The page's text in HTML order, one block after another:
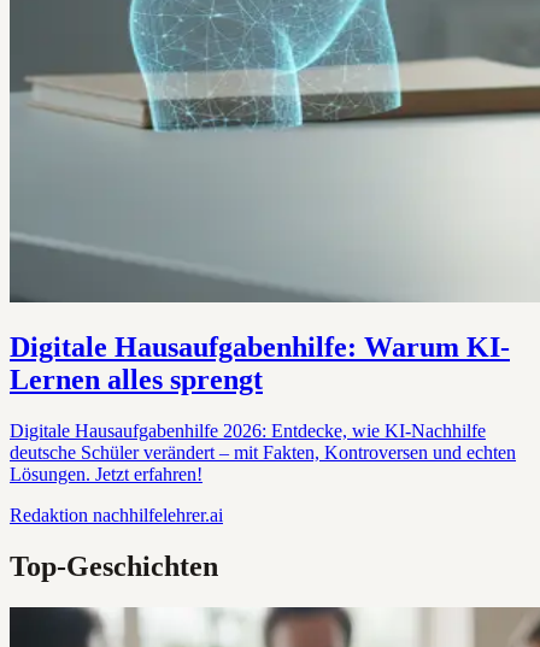
Digitale Hausaufgabenhilfe: Warum KI-
Lernen alles sprengt
Digitale Hausaufgabenhilfe 2026: Entdecke, wie KI-Nachhilfe
deutsche Schüler verändert – mit Fakten, Kontroversen und echten
Lösungen. Jetzt erfahren!
Redaktion nachhilfelehrer.ai
Top-Geschichten